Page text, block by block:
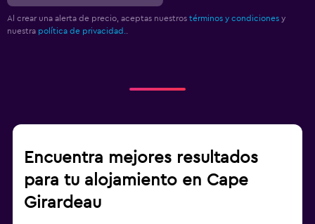
Al crear una alerta de precio, aceptas nuestros términos y condiciones y
nuestra política de privacidad..
Encuentra mejores resultados
para tu alojamiento en Cape
Girardeau